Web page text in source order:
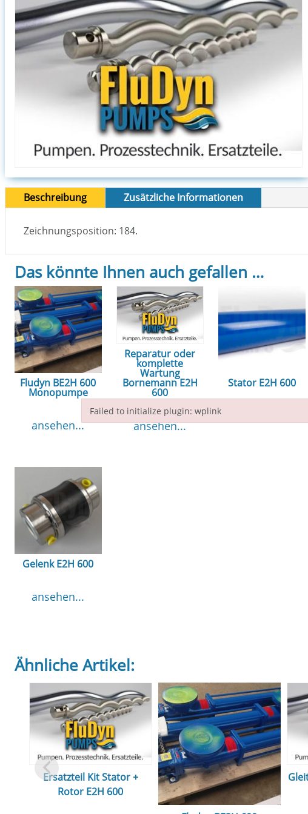
Beschreibung Zusätzliche Informationen
Zeichnungsposition: 184.
Das könnte Ihnen auch gefallen …
Fludyn BE2H 600
Monopumpe
ansehen...
Reparatur oder
komplette
Wartung
Bornemann E2H
600
ansehen...
Stator E2H 600
Gelenk E2H 600
ansehen...
Ähnliche Artikel:
Ersatzteil Kit Stator +
Rotor E2H 600
Failed to initialize plugin: wplink
Failed to initialize plugin: wplink